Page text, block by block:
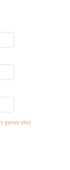
generales